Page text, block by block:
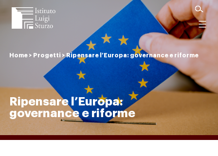
Istituto
Luigi
Menu
Home > Progetti >Ripensare l’Europa: governance e riforme
Ripensare l’Europa:
governance e riforme